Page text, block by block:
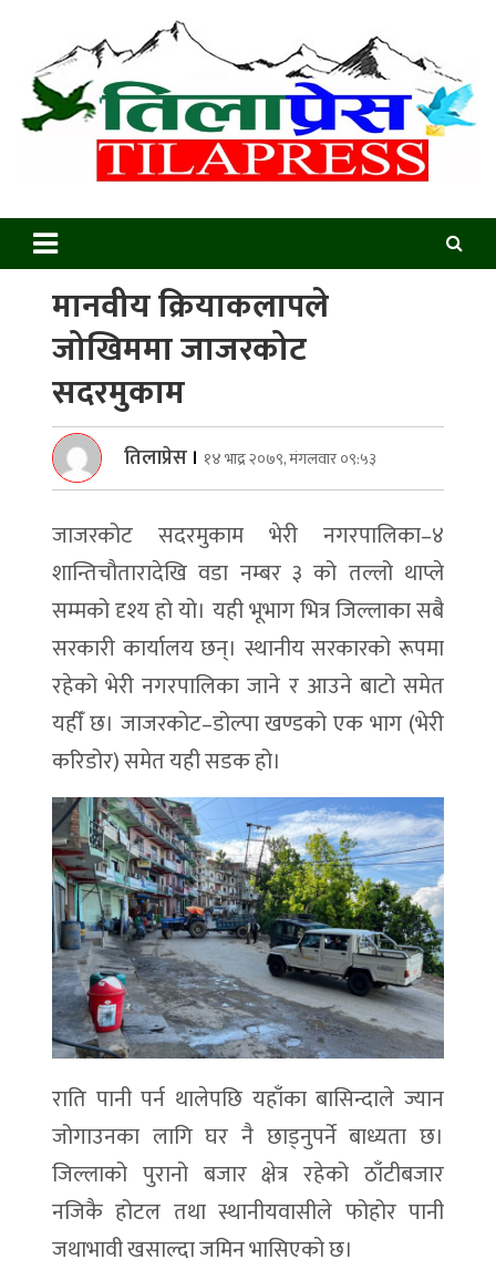
content
Tilapress
मानवीय क्रियाकलापले
जोखिममा जाजरकोट
सदरमुकाम
तिलाप्रेस । १४ भाद्र २०७९, मंगलवार ०९:५३
जाजरकोट सदरमुकाम भेरी नगरपालिका–४
शान्तिचौतारादेखि वडा नम्बर ३ को तल्लो थाप्ले
सम्मको दृश्य हो यो। यही भूभाग भित्र जिल्लाका सबै
सरकारी कार्यालय छन्। स्थानीय सरकारको रूपमा
रहेको भेरी नगरपालिका जाने र आउने बाटो समेत
यहीँ छ। जाजरकोट–डोल्पा खण्डको एक भाग (भेरी
करिडोर) समेत यही सडक हो।
राति पानी पर्न थालेपछि यहाँका बासिन्दाले ज्यान
जोगाउनका लागि घर नै छाड्नुपर्ने बाध्यता छ।
जिल्लाको पुरानो बजार क्षेत्र रहेको ठाँटीबजार
नजिकै होटल तथा स्थानीयवासीले फोहोर पानी
जथाभावी खसाल्दा जमिन भासिएको छ।